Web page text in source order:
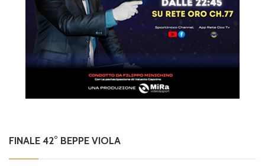
FINALE 42° BEPPE VIOLA